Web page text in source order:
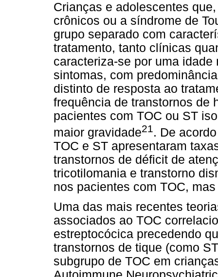
Crianças e adolescentes
crônicos ou a síndrome de
grupo separado com
tratamento, tanto clínicas
caracteriza-se por uma
sintomas, com
distinto de resposta ao
frequência de transtornos de
pacientes com TOC ou ST
maior gravidade21. De
TOC e ST apresentaram
transtornos de déficit de
tricotilomania e transtorno
nos pacientes com TOC, mas
Uma das mais recentes
associados ao TOC
estreptocócica precedendo
transtornos de tique (como
subgrupo de TOC em